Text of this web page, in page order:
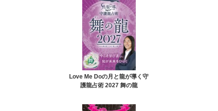
Love Me Doの月と龍が導く守
護龍占術 2027 舞の龍